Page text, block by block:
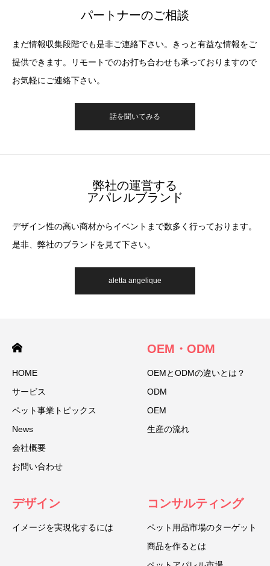
パートナーのご相談
まだ情報収集段階でも是非ご連絡下さい。きっと有益な情報をご
提供できます。リモートでのお打ち合わせも承っておりますので
お気軽にご連絡下さい。
話を聞いてみる
弊社の運営する
アパレルブランド
デザイン性の高い商材からイベントまで数多く行っております。
是非、弊社のブランドを見て下さい。
aletta angelique
HOME
サービス
ペット事業トピックス
News
会社概要
お問い合わせ
OEM・ODM
OEMとODMの違いとは？
ODM
OEM
生産の流れ
デザイン
イメージを実現化するには
コンサルティング
ペット用品市場のターゲット
商品を作るとは